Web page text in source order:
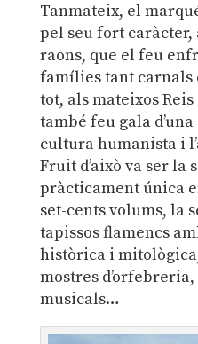
Tanmateix, el
pel seu fort
raons, que el feu
famílies tant carnals
tot, als mateixos
també feu gala
cultura humanista i
Fruit d’això va ser la
pràcticament única
set-cents volums, la
tapissos flamencs
històrica i
mostres
musicals…